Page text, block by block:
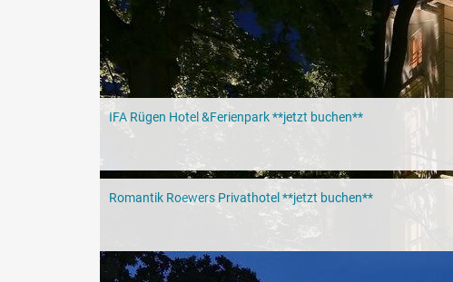
IFA Rügen Hotel &Ferienpark **jetzt buchen**
Romantik Roewers Privathotel **jetzt buchen**